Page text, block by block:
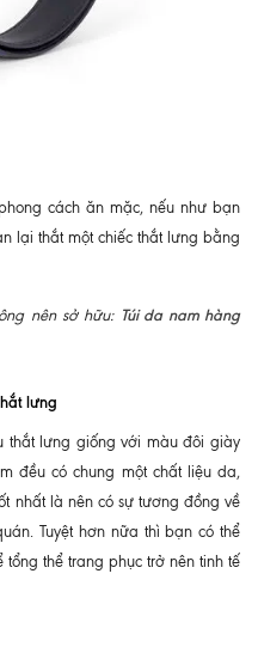
cách ăn mặc, nếu như bạn
lại thắt một chiếc thắt lưng bằng
nên sở hữu: Túi da nam hàng
lưng
thắt lưng giống với màu đôi giày
đều có chung một chất liệu da,
nhất là nên có sự tương đồng về
Tuyệt hơn nữa thì bạn có thể
thể trang phục trở nên tinh tế